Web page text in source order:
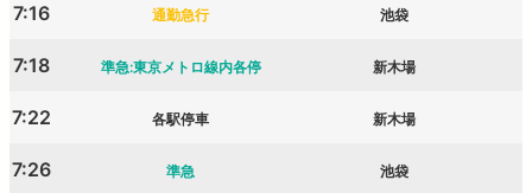
7:16 通勤急行 池袋
7:18 準急:東京メトロ線内各停 新木場
7:22 各駅停車 新木場
7:26 準急 池袋